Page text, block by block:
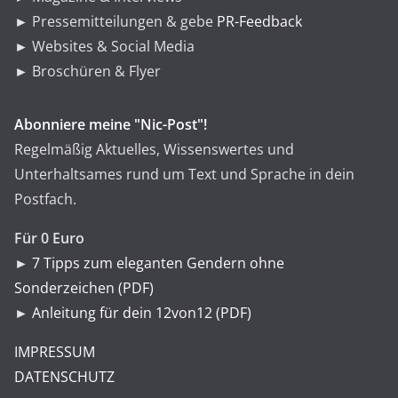
► Pressemitteilungen & gebe PR-Feedback
► Websites & Social Media
► Broschüren & Flyer
Abonniere meine "Nic-Post"!
Regelmäßig Aktuelles, Wissenswertes und
Unterhaltsames rund um Text und Sprache in dein
Postfach.
Für 0 Euro
► 7 Tipps zum eleganten Gendern ohne
Sonderzeichen (PDF)
► Anleitung für dein 12von12 (PDF)
IMPRESSUM
DATENSCHUTZ